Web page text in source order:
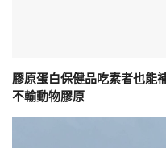
膠原蛋白保健品吃素者也能
不輸動物膠原